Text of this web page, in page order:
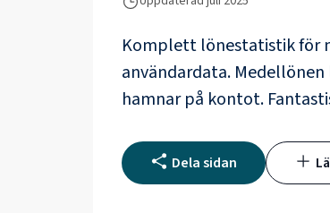
Komplett lönestatistik för
användardata.
hamnar på kontot.
Dela sidan